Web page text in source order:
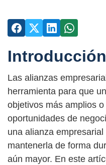
Introducción
Las alianzas
herramienta para que
objetivos más amplios
oportunidades de
una alianza
mantenerla de forma
aún mayor. En este